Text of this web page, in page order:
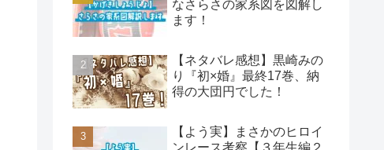
なさらさの家系図を図解し
ます！
【ネタバレ感想】黒崎みの
り『初×婚』最終17巻、納
得の大団円でした！
【よう実】まさかのヒロイ